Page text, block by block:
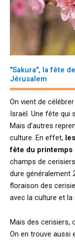
"Sakura", la fête
Jérusalem
On vient de
Israël. Une fête qui
Mais d’autres
culture. En effet,
fête du printemps
champs de
dure généralement
floraison des
avec la culture et la
Mais des cerisiers,
On en trouve aussi